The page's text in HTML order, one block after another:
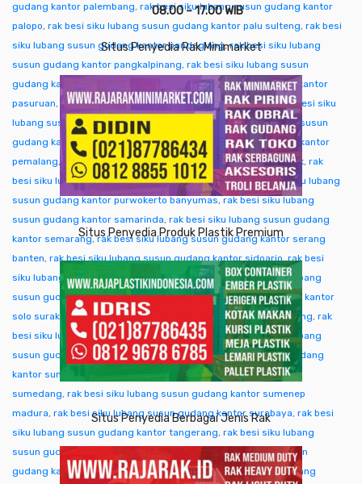
gudang kantor palembang, rak besi siku lubang susun gudang kantor
palopo, rak besi siku lubang susun gudang kantor palu sulteng, rak besi
siku lubang susun gudang kantor pandeglang,rak besi siku lubang
susun gudang kantor pangkalpinang, rak besi siku lubang susun
gudang kantor pare-pare
rak besi siku lubang susun gudang kantor
pasuruan, rak besi siku lubang susun gudang kantor pati,rak besi siku
lubang susun gudang kantor pekalongan
rak besi siku lubang susun
gudang kantor pekanbaru,rak besi siku lubang susun gudang kantor
pemalang, rak besi siku lubang susun gudang kantor pontianak, rak
besi siku lubang susun gudang kantor purwakarta,rak besi siku lubang
susun gudang kantor purwokerto banyumas, rak besi siku lubang
susun gudang kantor samarinda, rak besi siku lubang susun gudang
kantor semarang,rak besi siku lubang susun gudang kantor serang
banten, rak besi siku lubang susun gudang kantor sidoarjo,rak besi
siku lubang susun gudang kantor singkawang,rak besi siku lubang
susun gudang kantor sofifi,rak besi siku lubang susun gudang kantor
solo surakarta,rak besi siku lubang susun gudang kantor sorong, rak
besi siku lubang susun gudang kantor subang,rak besi siku lubang
susun gudang kantor sukabumi,rak besi siku lubang susun gudang
kantor sumba ntt
rak besi siku lubang susun gudang kantor
sumedang, rak besi siku lubang susun gudang kantor sumenep
madura, rak besi siku lubang susun gudang kantor surabaya, rak besi
siku lubang susun gudang kantor tangerang, rak besi siku lubang
susun gudang kantor tangjung selor
rak besi siku lubang susun
gudang kantor tanjungpinang,rak besi siku lubang susun gudang
08.00 – 17.00 WIB
Situs Penyedia Rak Minimarket
Situs Penyedia Produk Plastik Premium
Situs Penyedia Berbagai Jenis Rak